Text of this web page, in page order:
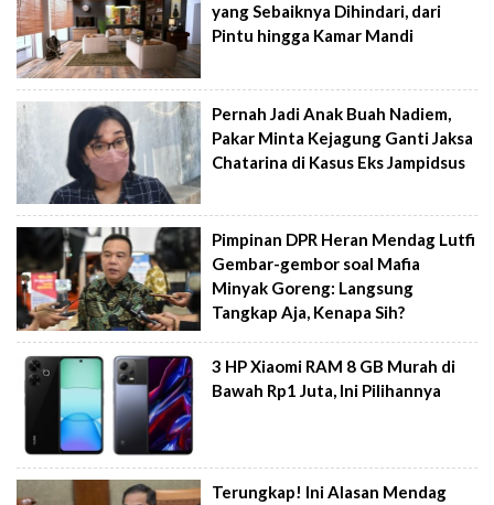
yang Sebaiknya Dihindari, dari
Pintu hingga Kamar Mandi
Pernah Jadi Anak Buah Nadiem,
Pakar Minta Kejagung Ganti Jaksa
Chatarina di Kasus Eks Jampidsus
Pimpinan DPR Heran Mendag Lutfi
Gembar-gembor soal Mafia
Minyak Goreng: Langsung
Tangkap Aja, Kenapa Sih?
3 HP Xiaomi RAM 8 GB Murah di
Bawah Rp1 Juta, Ini Pilihannya
Terungkap! Ini Alasan Mendag